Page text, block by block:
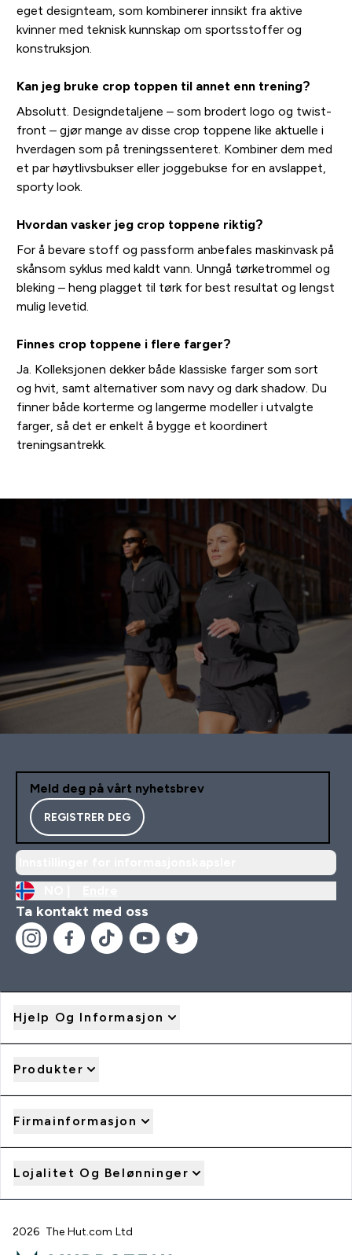
eget designteam, som kombinerer innsikt fra aktive
kvinner med teknisk kunnskap om sportsstoffer og
konstruksjon.
Kan jeg bruke crop toppen til annet enn trening?
Absolutt. Designdetaljene – som brodert logo og twist-
front – gjør mange av disse crop toppene like aktuelle i
hverdagen som på treningssenteret. Kombiner dem med
et par høytlivsbukser eller joggebukse for en avslappet,
sporty look.
Hvordan vasker jeg crop toppene riktig?
For å bevare stoff og passform anbefales maskinvask på
skånsom syklus med kaldt vann. Unngå tørketrommel og
bleking – heng plagget til tørk for best resultat og lengst
mulig levetid.
Finnes crop toppene i flere farger?
Ja. Kolleksjonen dekker både klassiske farger som sort
og hvit, samt alternativer som navy og dark shadow. Du
finner både korterme og langerme modeller i utvalgte
farger, så det er enkelt å bygge et koordinert
treningsantrekk.
Meld deg på vårt nyhetsbrev
REGISTRER DEG
Ta kontakt med oss
Hjelp Og Informasjon
Produkter
Firmainformasjon
Lojalitet Og Belønninger
2026 The Hut.com Ltd